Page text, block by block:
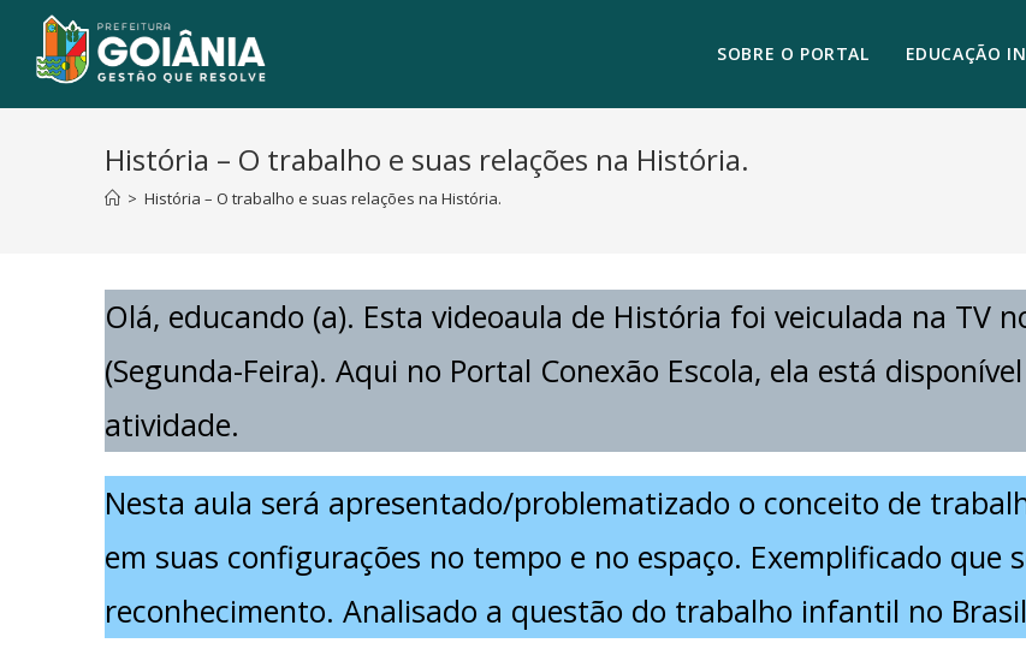
SOBRE O PORTAL EDUCAÇÃO
História – O trabalho e suas relações na História.
> História – O trabalho e suas relações na História.
Olá, educando (a). Esta videoaula de História foi veiculada na TV
(Segunda-Feira). Aqui no Portal Conexão Escola, ela está
atividade.
Nesta aula será apresentado/problematizado o conceito de
em suas configurações no tempo e no espaço. Exemplificado que
reconhecimento. Analisado a questão do trabalho infantil no